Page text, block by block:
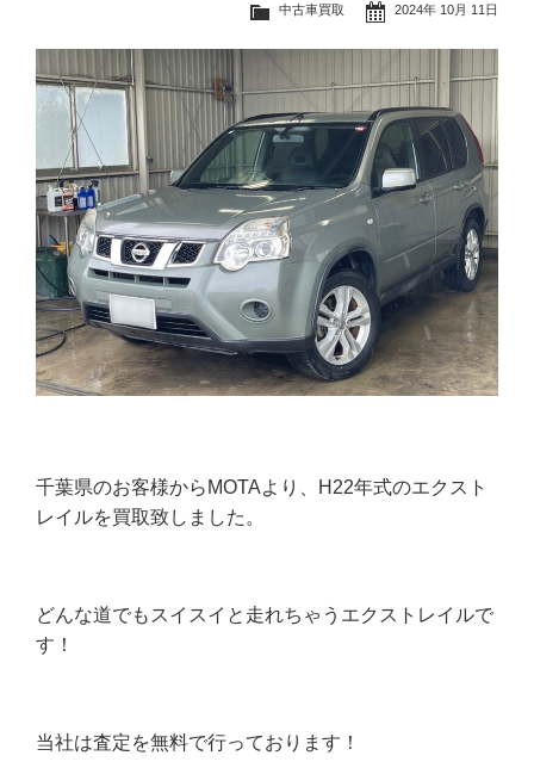
2024年 10月 11日
中古車買取
千葉県のお客様からMOTAより、H22年式のエクスト
レイルを買取致しました。
どんな道でもスイスイと走れちゃうエクストレイルで
す！
当社は査定を無料で行っております！